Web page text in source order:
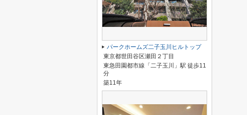
パークホームズ二子玉川ヒルトップ
東京都世田谷区瀬田２丁目
東急田園都市線「二子玉川」駅 徒歩11
分
築11年